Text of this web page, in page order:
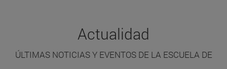
Actualidad
ÚLTIMAS NOTICIAS Y EVENTOS DE LA ESCUELA DE